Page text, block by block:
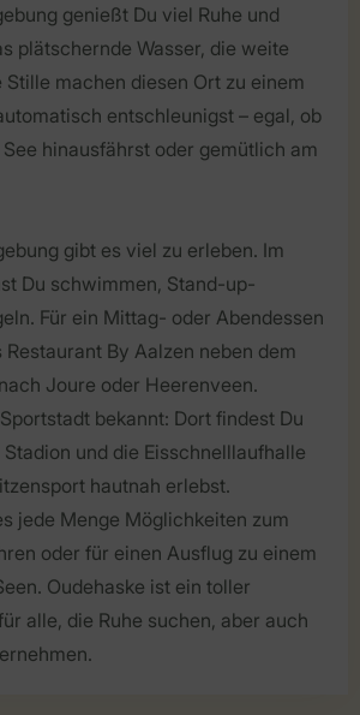
genießt Du viel Ruhe und
plätschernde Wasser, die weite
Stille machen diesen Ort zu einem
entschleunigst – egal, ob
hinausfährst oder gemütlich am
gibt es viel zu erleben. Im
Du schwimmen, Stand-up-
Für ein Mittag- oder Abendessen
Restaurant By Aalzen neben dem
Joure oder Heerenveen.
bekannt: Dort findest Du
und die Eisschnelllaufhalle
hautnah erlebst.
jede Menge Möglichkeiten zum
oder für einen Ausflug zu einem
Oudehaske ist ein toller
alle, die Ruhe suchen, aber auch